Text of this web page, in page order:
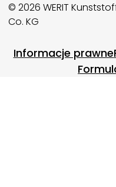
© 2026 WERIT
Co. KG
Footer menu
Informacje prawne